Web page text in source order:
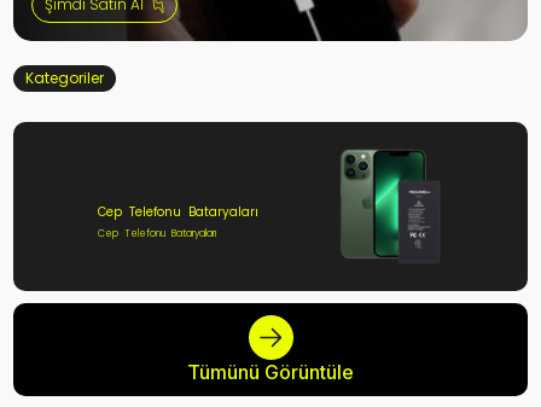
Şimdi Satın Al
Kategoriler
Cep Telefonu Bataryaları
Cep Telefonu Bataryaları
Tümünü Görüntüle